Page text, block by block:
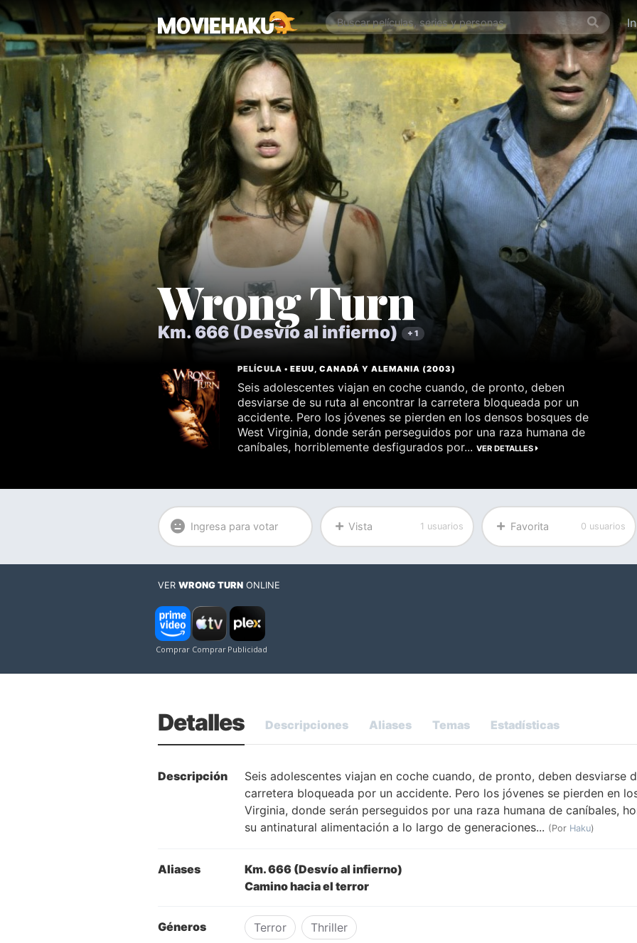
Wrong Turn
Km. 666 (Desvío al infierno) + 1
PELÍCULA •EEUU,CANADÁ YALEMANIA (2003)
Seis adolescentes viajan en coche cuando, de pronto, deben
desviarse de su ruta al encontrar la carretera bloqueada por un
accidente. Pero los jóvenes se pierden en los densos bosques de
West Virginia, donde serán perseguidos por una raza humana de
caníbales, horriblemente desfigurados por...VER DETALLES
Ingresa para votar Vista 1 usuarios Favorita 0 usuarios
VER WRONG TURN ONLINE
Detalles Descripciones Aliases Temas Estadísticas
Descripción
Seis adolescentes viajan en coche cuando, de pronto, deben desviarse
carretera bloqueada por un accidente. Pero los jóvenes se pierden en
Virginia, donde serán perseguidos por una raza humana de caníbales,
su antinatural alimentación a lo largo de generaciones... (Por Haku)
Aliases
Km. 666 (Desvío al infierno)
Camino hacia el terror
Géneros Terror Thriller